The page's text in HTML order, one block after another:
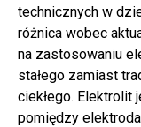
technicznych w
różnica wobec
na zastosowaniu
stałego zamiast
ciekłego. Elektrolit
pomiędzy